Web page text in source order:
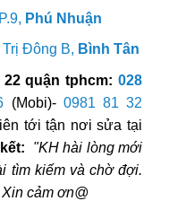
Phú Nhuận
Đông B, Bình Tân
quận tphcm: 028
(Mobi)- 0981 81 32
tới tận nơi sửa tại
"KH hài lòng mới
tìm kiếm và chờ đợi.
cảm ơn@